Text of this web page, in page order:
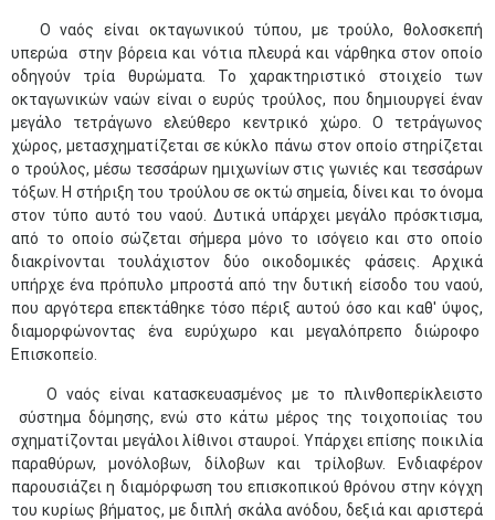
Ο ναός είναι οκταγωνικού τύπου, με τρούλο, θολοσκεπή
υπερώα στην βόρεια και νότια πλευρά και νάρθηκα στον οποίο
οδηγούν τρία θυρώματα. Το χαρακτηριστικό στοιχείο των
οκταγωνικών ναών είναι ο ευρύς τρούλος, που δημιουργεί έναν
μεγάλο τετράγωνο ελεύθερο κεντρικό χώρο. Ο τετράγωνος
χώρος, μετασχηματίζεται σε κύκλο πάνω στον οποίο στηρίζεται
ο τρούλος, μέσω τεσσάρων ημιχωνίων στις γωνιές και τεσσάρων
τόξων. Η στήριξη του τρούλου σε οκτώ σημεία, δίνει και το όνομα
στον τύπο αυτό του ναού. Δυτικά υπάρχει μεγάλο πρόσκτισμα,
από το οποίο σώζεται σήμερα μόνο το ισόγειο και στο οποίο
διακρίνονται τουλάχιστον δύο οικοδομικές φάσεις. Αρχικά
υπήρχε ένα πρόπυλο μπροστά από την δυτική είσοδο του ναού,
που αργότερα επεκτάθηκε τόσο πέριξ αυτού όσο και καθ' ύψος,
διαμορφώνοντας ένα ευρύχωρο και μεγαλόπρεπο διώροφο
Επισκοπείο.
Ο ναός είναι κατασκευασμένος με το πλινθοπερίκλειστο
σύστημα δόμησης, ενώ στο κάτω μέρος της τοιχοποιίας του
σχηματίζονται μεγάλοι λίθινοι σταυροί. Υπάρχει επίσης ποικιλία
παραθύρων, μονόλοβων, δίλοβων και τρίλοβων. Ενδιαφέρον
παρουσιάζει η διαμόρφωση του επισκοπικού θρόνου στην κόγχη
του κυρίως βήματος, με διπλή σκάλα ανόδου, δεξιά και αριστερά